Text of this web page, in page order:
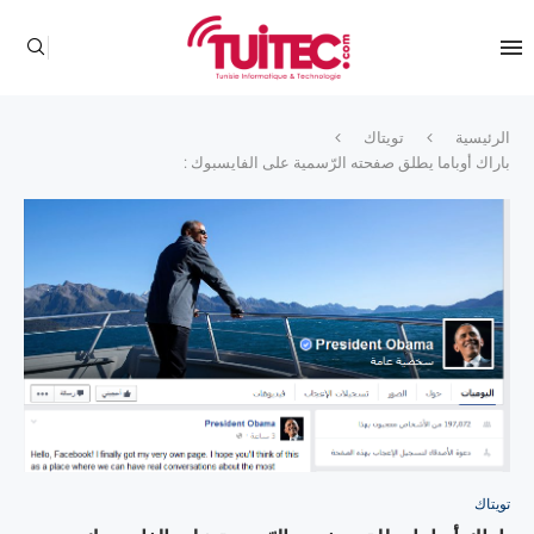
الرئيسية
تويتاك
باراك أوباما يطلق صفحته الرّسمية على الفايسبوك :
تويتاك